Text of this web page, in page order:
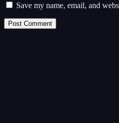
Save my name, email, and